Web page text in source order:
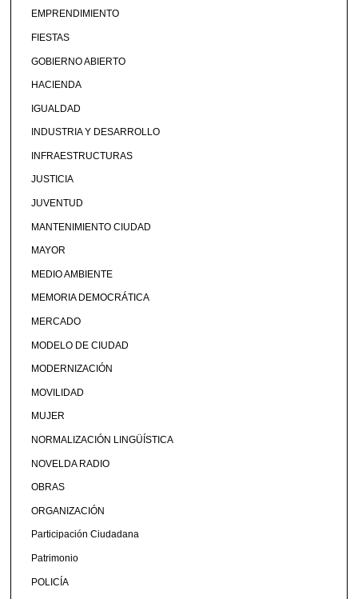
EMPRENDIMIENTO
FIESTAS
GOBIERNO ABIERTO
HACIENDA
IGUALDAD
INDUSTRIA Y DESARROLLO
INFRAESTRUCTURAS
JUSTICIA
JUVENTUD
MANTENIMIENTO CIUDAD
MAYOR
MEDIO AMBIENTE
MEMORIA DEMOCRÁTICA
MERCADO
MODELO DE CIUDAD
MODERNIZACIÓN
MOVILIDAD
MUJER
NORMALIZACIÓN LINGÜÍSTICA
NOVELDA RADIO
OBRAS
ORGANIZACIÓN
Participación Ciudadana
Patrimonio
POLICÍA